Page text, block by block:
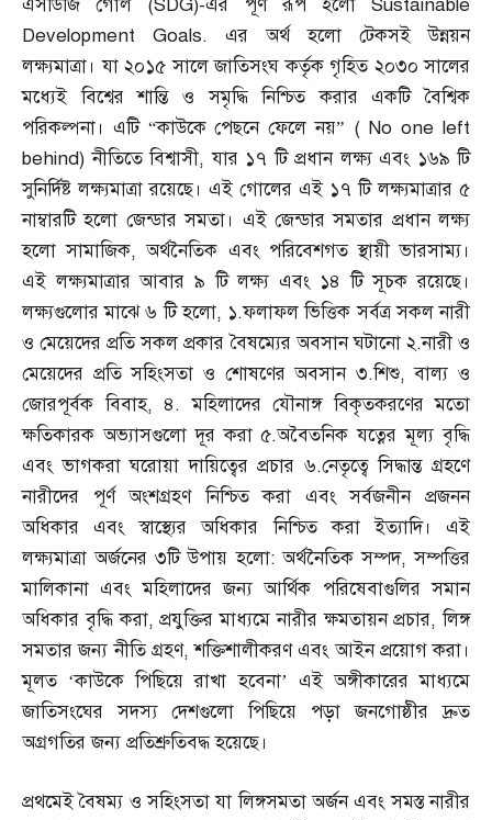
এসডিজি গোল (SDG)-এর পূর্ণ রূপ হলোSustainable
Development Goals. এর অর্থ হলো টেকসই উন্নয়ন
লক্ষ্যমাত্রা। যা ২০১৫ সালে জাতিসংঘ কর্তৃক গৃহিত ২০৩০ সালের
মধ্যেই বিশ্বের শান্তি ও সমৃদ্ধি নিশ্চিত করার একটি বৈশ্বিক
পরিকল্পনা। এটি “কাউকে পেছনে ফেলে নয়” ( No one left
behind)নীতিতে বিশ্বাসী,যার ১৭ টি প্রধান লক্ষ্য এবং ১৬৯ টি
সুনির্দিষ্ট লক্ষ্যমাত্রা রয়েছে। এই গোলের এই ১৭ টি লক্ষ্যমাত্রার ৫
নাম্বারটি হলো জেন্ডার সমতা। এই জেন্ডার সমতার প্রধান লক্ষ্য
হলো সামাজিক,অর্থনৈতিক এবং পরিবেশগত স্থায়ী ভারসাম্য।
এই লক্ষ্যমাত্রার আবার ৯ টি লক্ষ্য এবং ১৪ টি সূচক রয়েছে।
লক্ষ্যগুলোর মাঝে ৬ টি হলো, ১.ফলাফল ভিত্তিক সর্বত্র সকল নারী
ও মেয়েদের প্রতি সকল প্রকার বৈষম্যের অবসান ঘটানো ২.নারী ও
মেয়েদের প্রতি সহিংসতা ও শোষণের অবসান ৩.শিশু,বাল্য ও
জোরপূর্বক বিবাহ, ৪.মহিলাদের যৌনাঙ্গ বিকৃতকরণের মতো
ক্ষতিকারক অভ্যাসগুলো দূর করা ৫.অবৈতনিক যত্নের মূল্য বৃদ্ধি
এবং ভাগকরা ঘরোয়া দায়িত্বের প্রচার ৬.নেতৃত্বে সিদ্ধান্ত গ্রহণে
নারীদের পূর্ণ অংশগ্রহণ নিশ্চিত করা এবং সর্বজনীন প্রজনন
অধিকার এবং স্বাস্থ্যের অধিকার নিশ্চিত করা ইত্যাদি। এই
লক্ষ্যমাত্রা অর্জনের ৩টি উপায় হলো:অর্থনৈতিক সম্পদ,সম্পত্তির
মালিকানা এবং মহিলাদের জন্য আর্থিক পরিষেবাগুলির সমান
অধিকার বৃদ্ধি করা,প্রযুক্তির মাধ্যমে নারীর ক্ষমতায়ন প্রচার,লিঙ্গ
সমতার জন্য নীতি গ্রহণ,শক্তিশালীকরণ এবং আইন প্রয়োগ করা।
মূলত ‘কাউকে পিছিয়ে রাখা হবেনা’ এই অঙ্গীকারের মাধ্যমে
জাতিসংঘের সদস্য দেশগুলো পিছিয়ে পড়া জনগোষ্ঠীর দ্রুত
অগ্রগতির জন্য প্রতিশ্রুতিবদ্ধ হয়েছে।
প্রথমেই বৈষম্য ও সহিংসতা যা লিঙ্গসমতা অর্জন এবং সমস্ত নারীর